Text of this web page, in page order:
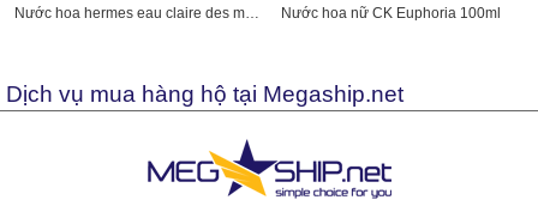
Nước hoa hermes eau claire des mervieless 30ml (Hàng tester)
Nước hoa nữ CK Euphoria 100ml
Dịch vụ mua hàng hộ tại Megaship.net